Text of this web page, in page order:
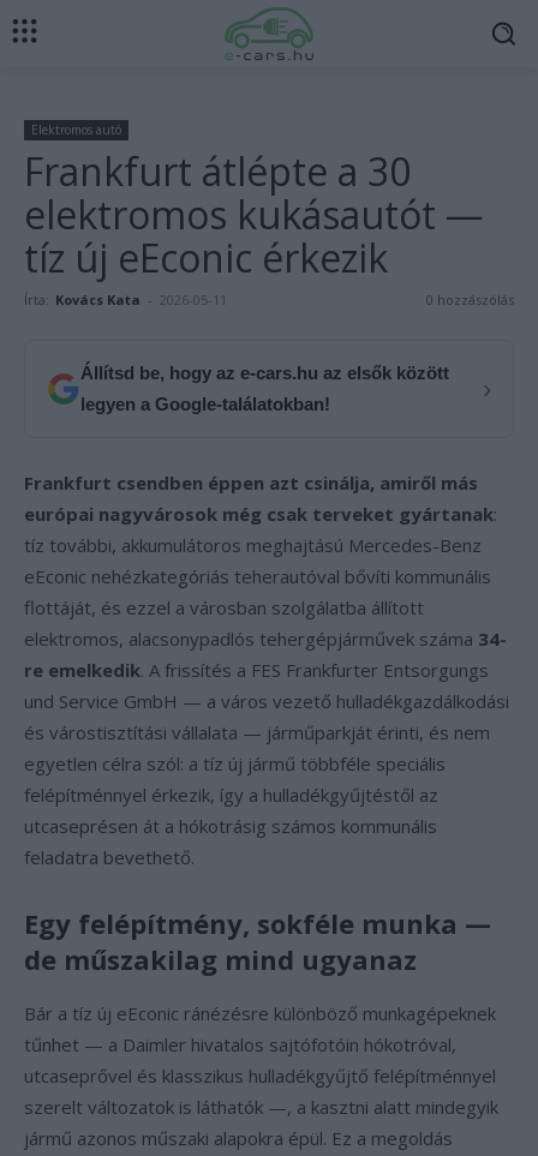
Elektromos autó
Frankfurt átlépte a 30
elektromos kukásautót —
tíz új eEconic érkezik
Írta: Kovács Kata - 2026-05-11 0 hozzászólás
Állítsd be, hogy az e-cars.hu az elsők között
legyen a Google-találatokban!
›
Frankfurt csendben éppen azt csinálja, amiről más
európai nagyvárosok még csak terveket gyártanak:
tíz további, akkumulátoros meghajtású Mercedes-Benz
eEconic nehézkategóriás teherautóval bővíti kommunális
flottáját, és ezzel a városban szolgálatba állított
elektromos, alacsonypadlós tehergépjárművek száma 34-
re emelkedik. A frissítés a FES Frankfurter Entsorgungs
und Service GmbH — a város vezető hulladékgazdálkodási
és várostisztítási vállalata — járműparkját érinti, és nem
egyetlen célra szól: a tíz új jármű többféle speciális
felépítménnyel érkezik, így a hulladékgyűjtéstől az
utcaseprésen át a hókotrásig számos kommunális
feladatra bevethető.
Egy felépítmény, sokféle munka —
de műszakilag mind ugyanaz
Bár a tíz új eEconic ránézésre különböző munkagépeknek
tűnhet — a Daimler hivatalos sajtófotóin hókotróval,
utcaseprővel és klasszikus hulladékgyűjtő felépítménnyel
szerelt változatok is láthatók —, a kasztni alatt mindegyik
jármű azonos műszaki alapokra épül. Ez a megoldás